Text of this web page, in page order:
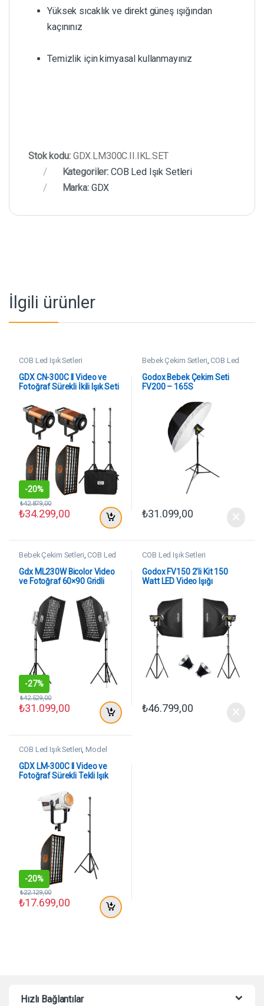
Yüksek sıcaklık ve direkt güneş ışığından
kaçınınız
Temizlik için kimyasal kullanmayınız
Stok kodu: GDX.LM300C.II.IKL.SET
Kategoriler: COB Led Işık Setleri
Marka: GDX
İlgili ürünler
COB Led Işık Setleri
GDX CN-300C II Video ve
Fotoğraf Sürekli İkili Işık Seti
-20%
₺34.299,00
₺42.879,00
Bebek Çekim Setleri COB Led
Işık Setleri
Godox Bebek Çekim Seti
FV200 – 165S
₺31.099,00
Bebek Çekim Setleri COB Led
Işık Setleri
Gdx ML230W Bicolor Video
ve Fotoğraf 60×90 Gridli
-27%
₺31.099,00
₺42.529,00
COB Led Işık Setleri
Godox FV150 2’li Kit 150
Watt LED Video Işığı
₺46.799,00
COB Led Işık Setleri ,Model
Çekim Setleri
GDX LM-300C II Video ve
Fotoğraf Sürekli Tekli Işık
-20%
₺17.699,00
₺22.129,00
Hızlı Bağlantılar